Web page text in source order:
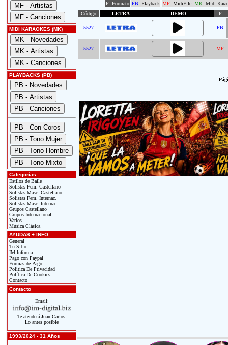
MIDI KARAOKES (MK)
PLAYBACKS (PB)
Categorías
Estilos de Baile
Solistas Fem. Castellano
Solistas Masc. Castellano
Solistas Fem. Internac.
Solistas Masc. Internac.
Grupos Castellano
Grupos Internacional
Varios
Música Clásica
AYUDAS + INFO
General
Tu Sitio
IM Informa
Pago con Paypal
Formas de Pago
Política De Privacidad
Política De Cookies
Contacto
Contacto
Email:
Te atenderá Juan Carlos.
Lo antes posible
1993/2024 - 31 Años
F: Formato PB: Playback MF: MidiFile MK: Midi
Código
LETRA DEMO F
5527 PB
5527 MF